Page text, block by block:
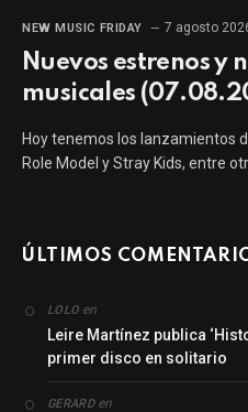
NEW MUSIC FRIDAY 7 agosto
Nuevos estrenos y
musicales
Hoy tenemos los lanzamientos
Role Model y Stray Kids, entre
ÚLTIMOS
LOLO en
Leire Martínez publica
primer disco en solitario
GERARDen